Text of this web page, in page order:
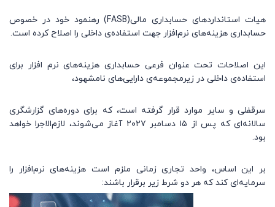
هیات استانداردهای حسابداری مالی(FASB) رهنمود خود در خصوص
حسابداری هزینه‌های نرم‌افزار جهت استفاده‌ی داخلی را اصلاح کرده است.
این اصلاحات تحت عنوان فرعی حسابداری هزینه‌های نرم افزار برای
استفاده‌ی داخلی در زیرمجموعه‌ی دارایی‌های نامشهود،
سرقفلی و سایر موارد قرار گرفته است، که برای دوره‌های گزارشگری
سالانه‌ای که پس از ۱۵ دسامبر ۲۰۲۷ آغاز می‌شوند، لازم‌الاجرا خواهد
بود.
بر این اساس، واحد تجاری زمانی ملزم است هزینه‌های نرم‌افزار را
سرمایه‌ای کند که هر دو شرط زیر برقرار باشند: